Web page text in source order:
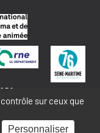
PLAN DU SITE
sur ceux que
Personnaliser